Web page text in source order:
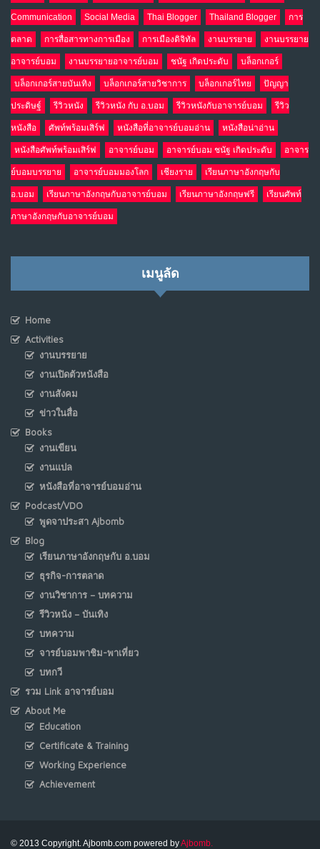
Communication Social Media Thai Blogger Thailand Blogger การ
ตลาด การสื่อสารทางการเมือง การเมืองดิจิทัล งานบรรยาย งานบรรยาย
อาจารย์บอม งานบรรยายอาจารย์บอม ชนัฐ เกิดประดับ บล็อกเกอร์
บล็อกเกอร์สายบันเทิง บล็อกเกอร์สายวิชาการ บล็อกเกอร์ไทย ปัญญา
ประดิษฐ์ รีวิวหนัง รีวิวหนัง กับ อ.บอม รีวิวหนังกับอาจารย์บอม รีวิว
หนังสือ ศัพท์พร้อมเสิร์ฟ หนังสือที่อาจารย์บอมอ่าน หนังสือน่าอ่าน
หนังสือศัพท์พร้อมเสิร์ฟ อาจารย์บอม อาจารย์บอม ชนัฐ เกิดประดับ อาจาร
ย์บอมบรรยาย อาจารย์บอมมองโลก เชียงราย เรียนภาษาอังกฤษกับ
อ.บอม เรียนภาษาอังกฤษกับอาจารย์บอม เรียนภาษาอังกฤษฟรี เรียนศัพท์
ภาษาอังกฤษกับอาจารย์บอม
เมนูลัด
Home
Activities
งานบรรยาย
งานเปิดตัวหนังสือ
งานสังคม
ข่าวในสื่อ
Books
งานเขียน
งานแปล
หนังสือที่อาจารย์บอมอ่าน
Podcast/VDO
พูดจาประสา Ajbomb
Blog
เรียนภาษาอังกฤษกับ อ.บอม
ธุรกิจ-การตลาด
งานวิชาการ – บทความ
รีวิวหนัง – บันเทิง
บทความ
จารย์บอมพาชิม-พาเที่ยว
บทกวี
รวม Link อาจารย์บอม
About Me
Education
Certificate & Training
Working Experience
Achievement
© 2013 Copyright. Ajbomb.com powered byAjbomb.